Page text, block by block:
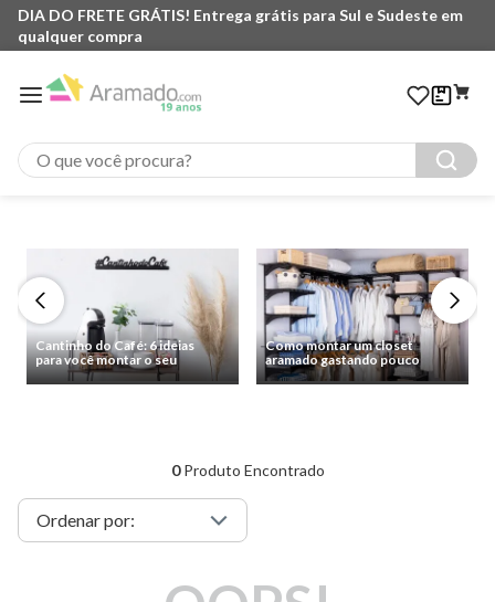
DIA DO FRETE GRÁTIS! Entrega grátis para Sul e Sudeste em
qualquer compra
O que você procura?
Cantinho do Café: 6 ideias
para você montar o seu
Como montar um closet
aramado gastando pouco
0Produto Encontrado